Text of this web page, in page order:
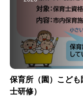
保育所（園）こど
士研修）